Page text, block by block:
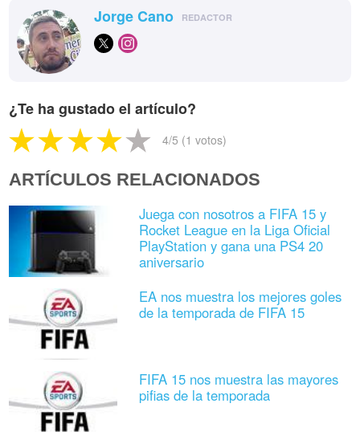
Jorge Cano REDACTOR
¿Te ha gustado el artículo?
4/5 (1 votos)
ARTÍCULOS RELACIONADOS
Juega con nosotros a FIFA 15 y
Rocket League en la Liga Oficial
PlayStation y gana una PS4 20
aniversario
EA nos muestra los mejores goles
de la temporada de FIFA 15
FIFA 15 nos muestra las mayores
pifias de la temporada